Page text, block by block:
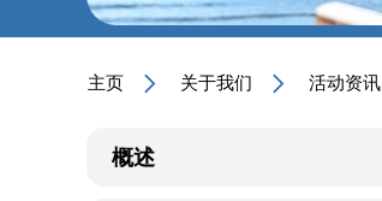
主页 关于我们 活动资讯
概述